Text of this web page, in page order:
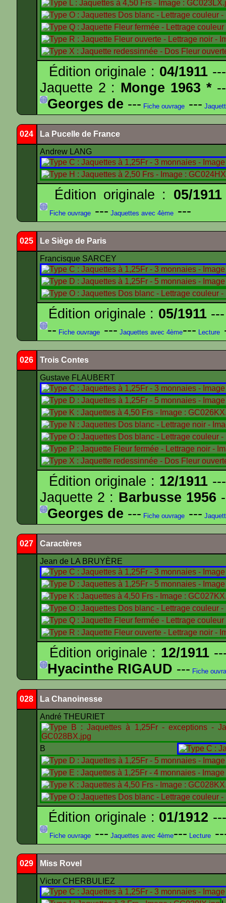
Édition originale : 04/1911
Jaquette 2 : Monge 1963 *
Georges de --- Fiche ouvrage ---
024 La Pucelle de France
Andrew LANG
Édition originale : 05/1911
Fiche ouvrage --- Jaquettes avec 4ème ---
025 Le Siège de Paris
Francisque SARCEY
Édition originale : 05/1911---
-- Fiche ouvrage --- Jaquettes avec 4ème--- Lecture
026 Trois Contes
Gustave FLAUBERT
Édition originale : 12/1911
Jaquette 2 : Barbusse 1956
Georges de --- Fiche ouvrage ---
027 Caractères
Jean de LA BRUYÈRE
Édition originale : 12/1911
Hyacinthe RIGAUD --- Fiche
028 La Chanoinesse
André THEURIET
B
Édition originale : 01/1912
Fiche ouvrage --- Jaquettes avec 4ème--- Lecture
029 Miss Rovel
Victor CHERBULIEZ